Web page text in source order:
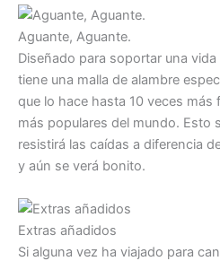
Aguante, Aguante.
Diseñado para soportar una
tiene una malla de alambre
que lo hace hasta 10 veces
más populares del mundo. Esto
resistirá las caídas a diferencia
y aún se verá bonito.
Extras añadidos
Si alguna vez ha viajado para